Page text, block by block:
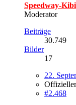
Speedway-
Moderator
Beiträge
30.749
Bilder
17
22.
#2.468